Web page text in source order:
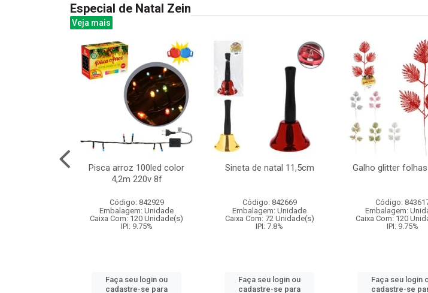
Especial de Natal Zein
Veja mais
Pisca arroz 100led color
4,2m 220v 8f
Código: 842929
Embalagem: Unidade
Caixa Com: 120 Unidade(s)
IPI: 9.75%
Faça seu login ou
cadastre-se para
Sineta de natal 11,5cm
Código: 842669
Embalagem: Unidade
Caixa Com: 72 Unidade(s)
IPI: 7.8%
Faça seu login ou
cadastre-se para
Galho glitter
Código:
Embalagem:
Caixa Com: 120
IPI: 9.75%
Faça seu login
cadastre-se